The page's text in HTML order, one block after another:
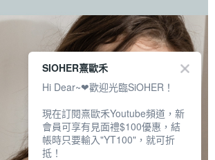
SIOHER熹歐禾
Hi Dear~❤歡迎光臨SiOHER！
現在訂閱熹歐禾Youtube頻道，新
會員可享有見面禮$100優惠，結
帳時只要輸入"YT100"，就可折
抵！